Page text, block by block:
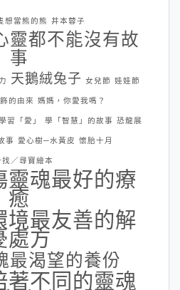
想當熊的熊 井本蓉子
靈都不能沒有故
事
天鵝絨兔子 女兒節 娃娃節
的由來 媽媽，你愛我嗎？
習「愛」 學「智慧」的故事 恐龍展
事 愛心樹─水黃皮 懷胎十月
找／尋寶繪本
靈魂最好的療
癒
境最友善的解
處方
最渴望的養份
著不同的靈魂